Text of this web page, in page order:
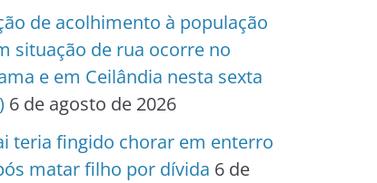
de acolhimento à população
situação de rua ocorre no
e em Ceilândia nesta sexta
6 de agosto de 2026
teria fingido chorar em enterro
matar filho por dívida 6 de